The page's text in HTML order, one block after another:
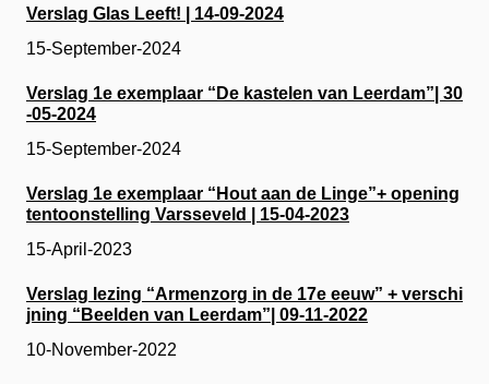
Verslag Glas Leeft! | 14-09-2024
15-September-2024
Verslag 1e exemplaar “De kastelen van Leerdam”| 30
-05-2024
15-September-2024
Verslag 1e exemplaar “Hout aan de Linge”+ opening
tentoonstelling Varsseveld | 15-04-2023
15-April-2023
Verslag lezing “Armenzorg in de 17e eeuw” + verschi
jning “Beelden van Leerdam”| 09-11-2022
10-November-2022